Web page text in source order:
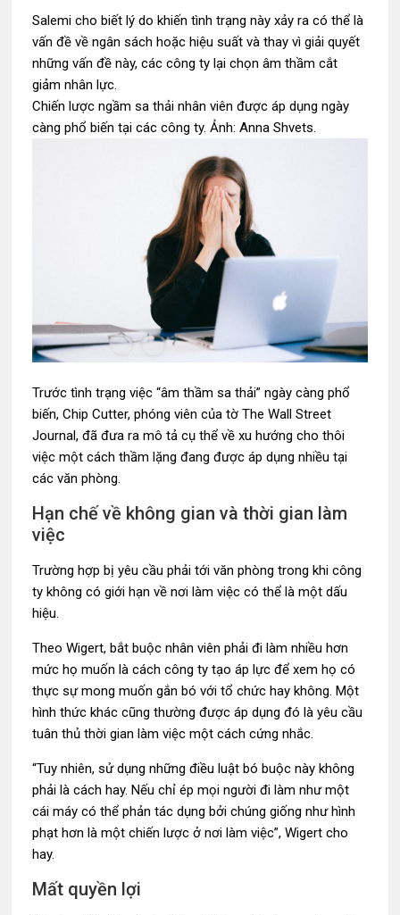
Salemi cho biết lý do khiến tình trạng này xảy ra có thể là
vấn đề về ngân sách hoặc hiệu suất và thay vì giải quyết
những vấn đề này, các công ty lại chọn âm thầm cắt
giảm nhân lực.
Chiến lược ngầm sa thải nhân viên được áp dụng ngày
càng phổ biến tại các công ty. Ảnh: Anna Shvets.
Trước tình trạng việc “âm thầm sa thải” ngày càng phổ
biến, Chip Cutter, phóng viên của tờ The Wall Street
Journal, đã đưa ra mô tả cụ thể về xu hướng cho thôi
việc một cách thầm lặng đang được áp dụng nhiều tại
các văn phòng.
Hạn chế về không gian và thời gian làm
việc
Trường hợp bị yêu cầu phải tới văn phòng trong khi công
ty không có giới hạn về nơi làm việc có thể là một dấu
hiệu.
Theo Wigert, bắt buộc nhân viên phải đi làm nhiều hơn
mức họ muốn là cách công ty tạo áp lực để xem họ có
thực sự mong muốn gắn bó với tổ chức hay không. Một
hình thức khác cũng thường được áp dụng đó là yêu cầu
tuân thủ thời gian làm việc một cách cứng nhắc.
“Tuy nhiên, sử dụng những điều luật bó buộc này không
phải là cách hay. Nếu chỉ ép mọi người đi làm như một
cái máy có thể phản tác dụng bởi chúng giống như hình
phạt hơn là một chiến lược ở nơi làm việc”, Wigert cho
hay.
Mất quyền lợi